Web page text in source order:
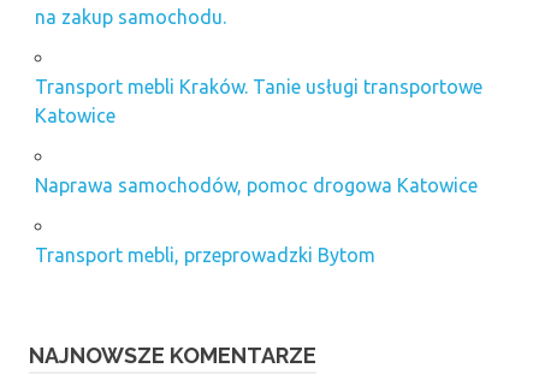
na zakup samochodu.
Transport mebli Kraków. Tanie usługi transportowe
Katowice
Naprawa samochodów, pomoc drogowa Katowice
Transport mebli, przeprowadzki Bytom
NAJNOWSZE KOMENTARZE